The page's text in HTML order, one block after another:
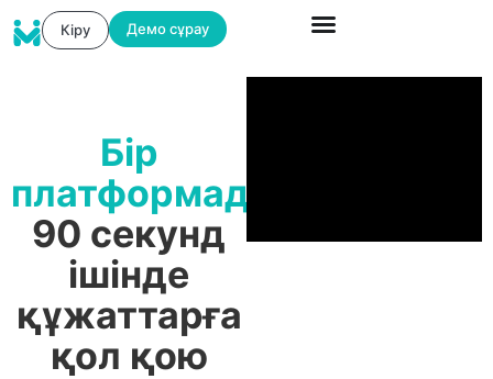
Кіру Демо сұрау
Бір
платформада
90 секунд
ішінде
құжаттарға
қол қою